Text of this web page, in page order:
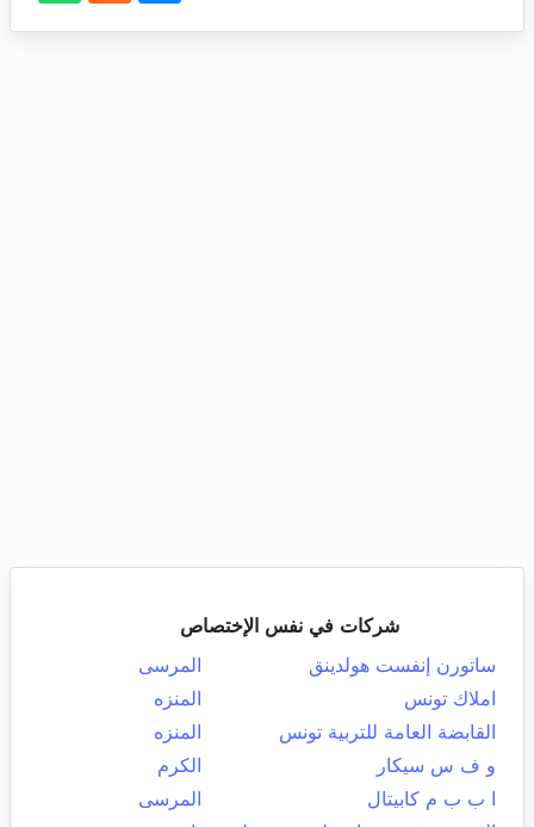
شركات في نفس الإختصاص
ساتورن إنفست هولدينق
المرسى
املاك تونس
المنزه
القابضة العامة للتربية تونس
المنزه
و ف س سيكار
الكرم
ا ب ب م كابيتال
المرسى